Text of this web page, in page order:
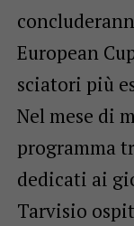
European
sciatori più
Nel mese di
programma
dedicati ai
Tarvisio